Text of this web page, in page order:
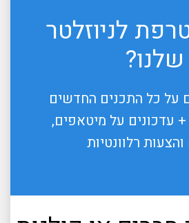
לניוזלטר
שלנו?
על כל התכנים החדשים
עדכונים על מיטאפים,
רלוונטיות